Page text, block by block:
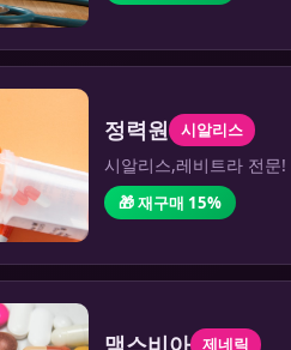
정력원 시알리스
시알리스,레비트라 전문
🎁 재구매 15%
맥스비아 제네릭